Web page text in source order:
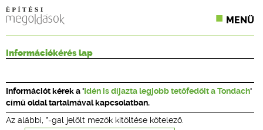
MENÜ
CPR TERMÉKKIÍRÁS
ÉPÍTÉSI JOG
Információkérés lap
Információt kérek a ' Idén is díjazta legjobb tetőfedőit a Tondach'
című oldal tartalmával kapcsolatban.
Az alábbi, *-gal jelölt mezők kitöltése kötelező.